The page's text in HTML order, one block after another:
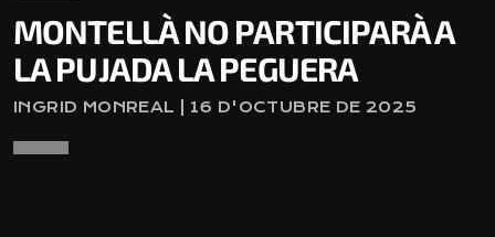
MONTELLÀ NO PARTICIPARÀ A
LA PUJADA LA PEGUERA
INGRID MONREAL | 16 D'OCTUBRE DE 2025